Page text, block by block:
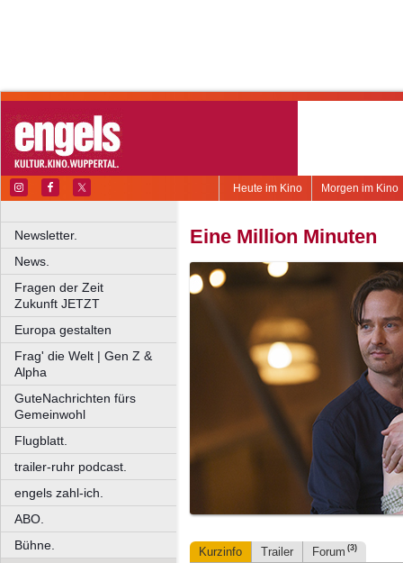
Morgen im Kino
Heute im Kino
Newsletter.
News.
Fragen der Zeit
Zukunft JETZT
Europa gestalten
Frag' die Welt | Gen Z &
Alpha
GuteNachrichten fürs
Gemeinwohl
Flugblatt.
trailer-ruhr podcast.
engels zahl-ich.
ABO.
Bühne.
Eine Million Minuten
Kurzinfo Trailer Forum (3)